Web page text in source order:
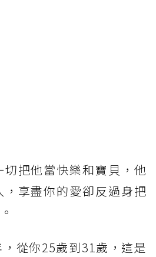
把他當快樂和寶貝，他
享盡你的愛卻反過身把
從你25歲到31歲，這是